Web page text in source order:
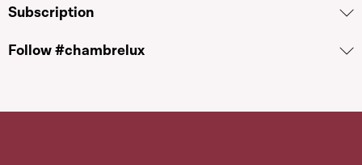
Subscription
Follow #chambrelux